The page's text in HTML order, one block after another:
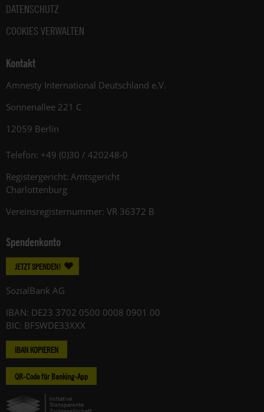
DATENSCHUTZ
COOKIES VERWALTEN
Kontakt
Amnesty International Deutschland e.V.
Sonnenallee 221 C
12059 Berlin
Telefon: +49 (0)30 / 420248-0
Registergericht: Amtsgericht
Charlottenburg
Vereinsregisternummer: VR 36372 B
Spendenkonto
JETZT SPENDEN!
SozialBank AG
IBAN: DE23 3702 0500 0008 0901 00
BIC: BFSWDE33XXX
IBAN KOPIEREN
QR-Code für Banking-App